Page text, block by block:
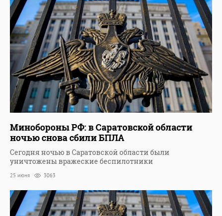
Минобороны РФ: в Саратовской области
ночью снова сбили БПЛА
Сегодня ночью в Саратовской области были
уничтожены вражеские беспилотники
25 июня 3063